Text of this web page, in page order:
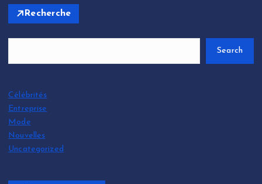
Recherche
Search
Célébrités
Entreprise
Mode
Nouvelles
Uncategorized